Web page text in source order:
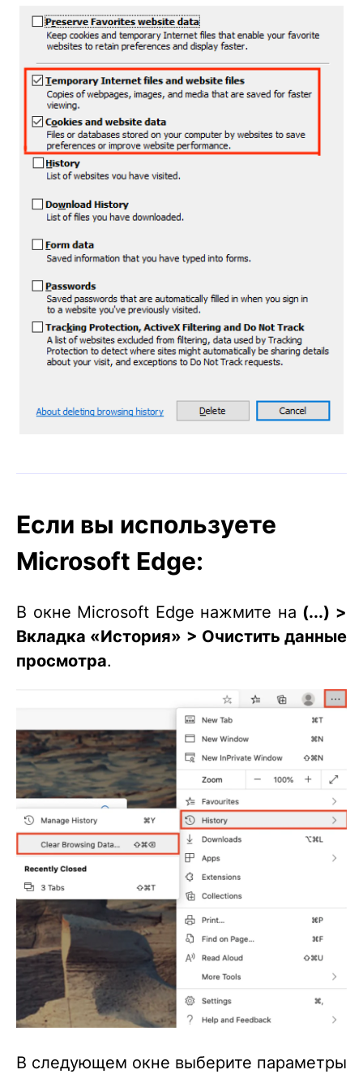
Если вы используете
Microsoft Edge:
В окне Microsoft Edge нажмите на (...) >
Вкладка «История» > Очистить данные
просмотра.
В следующем окне выберите параметры